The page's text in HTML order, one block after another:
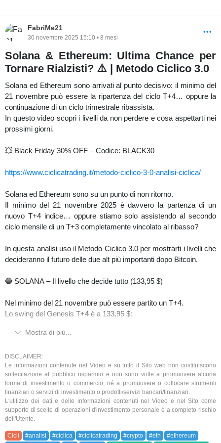
FabriMe21
30 novembre 2025 15:10 • 8 mesi
Solana & Ethereum: Ultima Chance per
Tornare Rialzisti? ⚠️ | Metodo Ciclico 3.0
Solana ed Ethereum sono arrivati al punto decisivo: il minimo del
21 novembre può essere la ripartenza del ciclo T+4… oppure la
continuazione di un ciclo trimestrale ribassista.
In questo video scopri i livelli da non perdere e cosa aspettarti nei
prossimi giorni.
💥 Black Friday 30% OFF – Codice: BLACK30
https://www.ciclicatrading.it/metodo-ciclico-3-0-analisi-ciclica/
Solana ed Ethereum sono su un punto di non ritorno.
Il minimo del 21 novembre 2025 è davvero la partenza di un
nuovo T+4 indice… oppure stiamo solo assistendo al secondo
ciclo mensile di un T+3 completamente vincolato al ribasso?
In questa analisi uso il Metodo Ciclico 3.0 per mostrarti i livelli che
decideranno il futuro delle due alt più importanti dopo Bitcoin.
🔵 SOLANA – Il livello che decide tutto (133,95 $)
Nel minimo del 21 novembre può essere partito un T+4.
Lo swing del Genesis T+4 è a 133,95 $:
✔️ Se tiene il supporto e il prezzo supera 144,74 $ → il pattern è
⚠️ Se perde 133,95 $ → significa T+3 totalmente vincolato al
ribasso → aspettativa principale = nuovi minimi.
🔵 ETHEREUM – Ultima possibilità (2.977,21 $)
Anche ETH può aver lanciato un T+4 il 21 novembre.
Il livello chiave è 2.977,21 $:
Mostra di più...
DISCLAIMER:
Le informazioni contenute nel Video e su tutto il Sito web non costituiscono
sollecitazione al pubblico risparmio e non sono volte a promuovere alcuna
forma di investimento o commercio, né a promuovere o collocare strumenti
finanziari o servizi di investimento o prodotti/servizi bancari/finanziari.
L'utilizzo dei dati e delle informazioni contenuti nel Video e nel Sito come
supporto di scelte di operazioni d'investimento personale è a completo rischio
dell'Utente.
Cicli #analisi #ciclica #ciclicatrading #crypto #eth
#ethereum